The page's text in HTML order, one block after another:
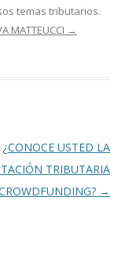
temas tributarios.
MATTEUCCI →
¿CONOCE USTED LA
TRIBUTARIA
→